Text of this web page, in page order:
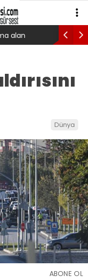
alan
sorusu
Pazarlı
Dünya
ABONE OL